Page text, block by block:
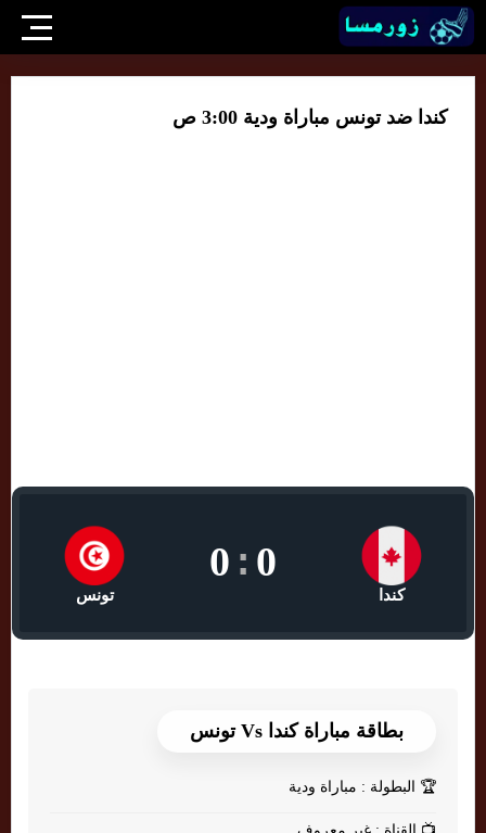
كندا ضد تونس مباراة ودية 3:00 ص
كندا
0
:
0
تونس
بطاقة مباراة كندا Vs تونس
🏆 البطولة : مباراة ودية